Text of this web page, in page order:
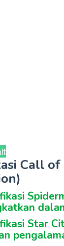
Call
Star